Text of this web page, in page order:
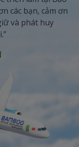
các bạn, cảm ơn
và phát huy